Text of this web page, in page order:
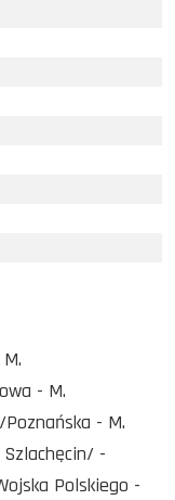
- M.
- M.
-
Polskiego -